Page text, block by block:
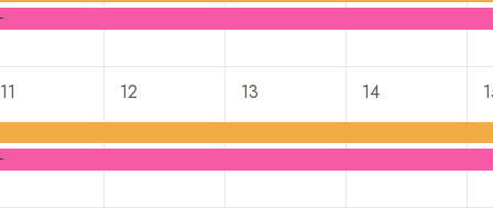
11 12 13 14